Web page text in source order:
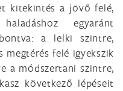
kitekintés a jövő felé,
egyaránt
a lelki szintre,
megtérés felé igyekszik
a módszertani szintre,
következő lépéseit